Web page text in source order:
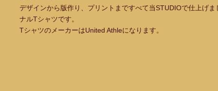
デザインから版作り、プリントまですべて当STUDIOで仕上げ
ナルTシャツです。
TシャツのメーカーはUnited Athleになります。